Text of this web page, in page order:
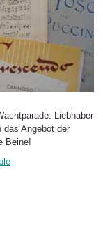
Liebhaber
das Angebot der
Beine!